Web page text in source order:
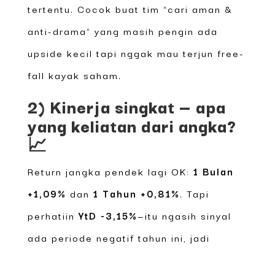
tertentu. Cocok buat tim “cari aman &
anti-drama” yang masih pengin ada
upside kecil tapi nggak mau terjun free-
fall kayak saham.
2) Kinerja singkat — apa
yang keliatan dari angka?
📈
Return jangka pendek lagi OK: 1 Bulan
+1,09% dan 1 Tahun +0,81%. Tapi
perhatiinYtD -3,15%—itu ngasih sinyal
ada periode negatif tahun ini, jadi